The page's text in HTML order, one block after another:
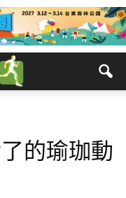
的瑜珈動